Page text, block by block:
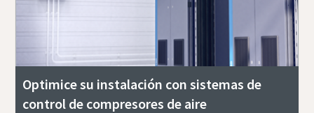
Optimice su instalación con sistemas de
control de compresores de aire